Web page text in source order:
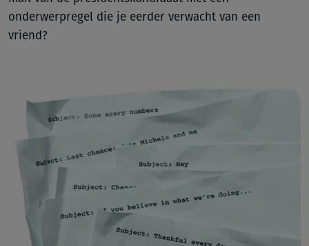
onderwerpregel die je eerder verwacht van een
vriend?